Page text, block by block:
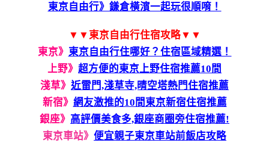
東京自由行》鎌倉橫濱一起玩很順唷！
▼▼東京自由行住宿攻略▼▼
東京》 東京自由行住哪好？住宿區域精選！
上野》 超方便的東京上野住宿推薦10間
淺草》 近雷門,淺草寺,晴空塔熱門住宿推薦
新宿》 網友激推的10間東京新宿住宿推薦
銀座》 高評價美食多,銀座商圈旁住宿推薦!
東京車站》 便宜親子東京車站前飯店攻略